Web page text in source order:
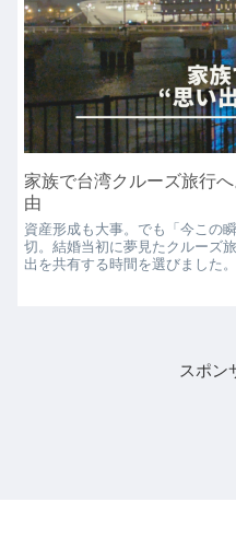
家族で台湾クルーズ旅行
由
資産形成も大事。でも「今この
切。結婚当初に夢見たクルーズ
出を共有する時間を選びました
スポン